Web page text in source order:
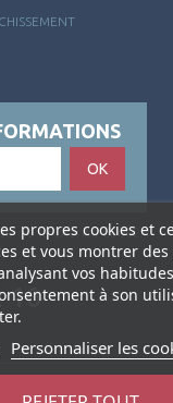
OK
de la Charité 69002
10
propres cookies et
et vous montrer
vos
à son
Personnaliser les